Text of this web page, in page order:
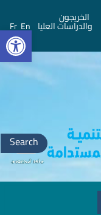
الخريجون
والدراسات العليا En
Fr
Search
for: